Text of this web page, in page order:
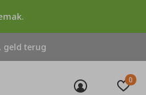
0
geld terug